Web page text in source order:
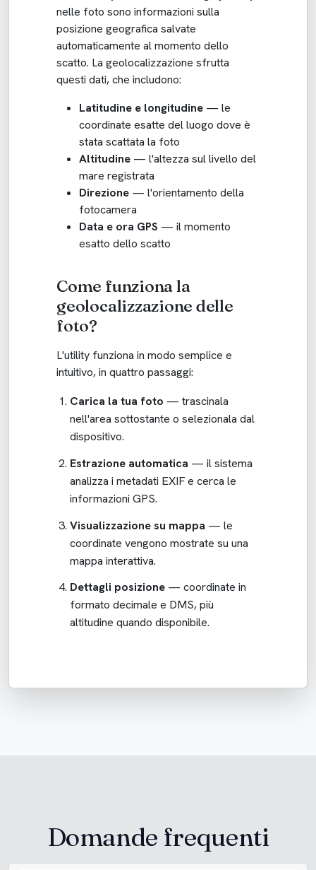
nelle foto sono informazioni sulla
posizione geografica salvate
automaticamente al momento dello
scatto. La geolocalizzazione sfrutta
questi dati, che includono:
Latitudine e longitudine — le
coordinate esatte del luogo dove è
stata scattata la foto
Altitudine — l'altezza sul livello del
mare registrata
Direzione — l'orientamento della
fotocamera
Data e ora GPS — il momento
esatto dello scatto
Come funziona la
geolocalizzazione delle
foto?
L'utility funziona in modo semplice e
intuitivo, in quattro passaggi:
Carica la tua foto — trascinala
nell'area sottostante o selezionala dal
dispositivo.
Estrazione automatica — il sistema
analizza i metadati EXIF e cerca le
informazioni GPS.
Visualizzazione su mappa — le
coordinate vengono mostrate su una
mappa interattiva.
Dettagli posizione — coordinate in
formato decimale e DMS, più
altitudine quando disponibile.
Domande frequenti